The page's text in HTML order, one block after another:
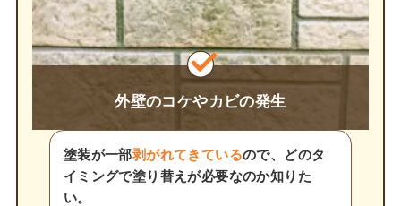
外壁のコケやカビの発生
塗装が一部剥がれてきているので、どのタ
イミングで塗り替えが必要なのか知りた
い。